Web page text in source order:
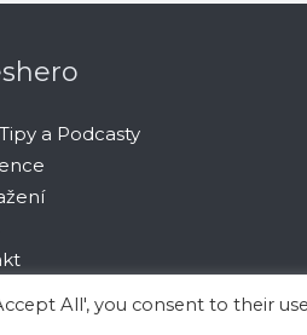
a Podcasty
All', you consent to their